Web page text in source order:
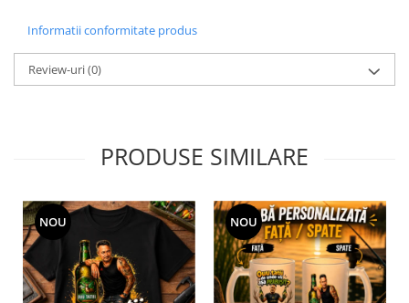
Informatii conformitate produs
Review-uri(0)
PRODUSE SIMILARE
NOU NOU